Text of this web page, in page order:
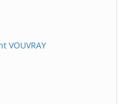
VOUVRAY